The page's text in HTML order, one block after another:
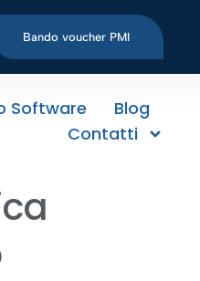
Bando voucher PMI
Software
Blog
Contatti